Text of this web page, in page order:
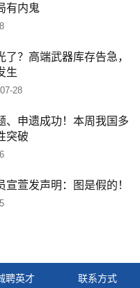
有内鬼
了？高端武器库存告急，
生
28
、申遗成功！本周我国多
突破
宣萱发声明：图是假的！
聘英才 联系方式